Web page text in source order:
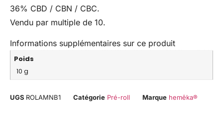
36% CBD / CBN / CBC.
Vendu par multiple de 10.
Informations supplémentaires sur ce produit
Poids
10 g
UGS ROLAMNB1 Catégorie Pré-roll Marque hemēka®